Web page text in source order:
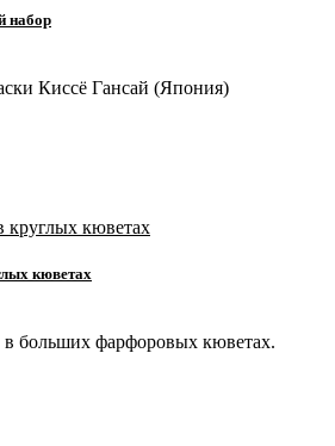
набор
Киссё Гансай (Япония)
кюветах
в больших фарфоровых кюветах.